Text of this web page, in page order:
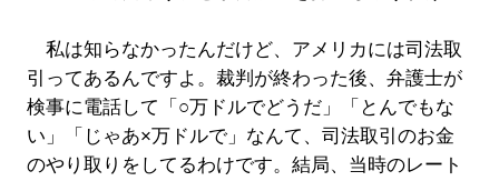
私は知らなかったんだけど、アメリカには司法取
引ってあるんですよ。裁判が終わった後、弁護士が
検事に電話して「○万ドルでどうだ」「とんでもな
い」「じゃあ×万ドルで」なんて、司法取引のお金
のやり取りをしてるわけです。結局、当時のレート